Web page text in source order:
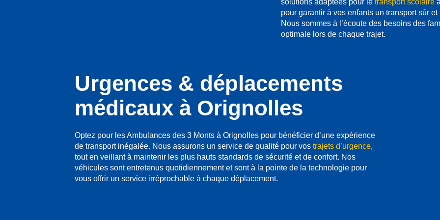
pour garantir à vos enfants un transport sûr
Nous sommes à l’écoute des besoins des
optimale lors de chaque trajet.
Urgences & déplacements
médicaux à Orignolles
Optez pour les Ambulances des 3 Monts à Orignolles pour bénéficier d’une expérience
de transport inégalée. Nous assurons un service de qualité pour vos trajets d’urgence,
tout en veillant à maintenir les plus hauts standards de sécurité et de confort. Nos
véhicules sont entretenus quotidiennement et sont à la pointe de la technologie pour
vous offrir un service irréprochable à chaque déplacement.